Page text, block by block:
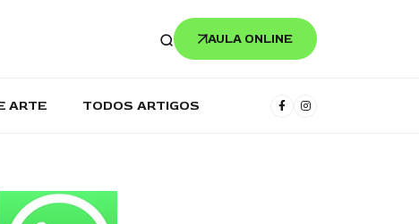
AULA ONLINE
ARTE TODOS ARTIGOS